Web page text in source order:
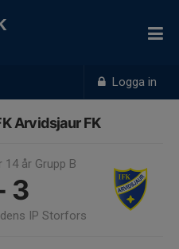
Logga in
Arvidsjaur FK
år Grupp B
3
IP Storfors